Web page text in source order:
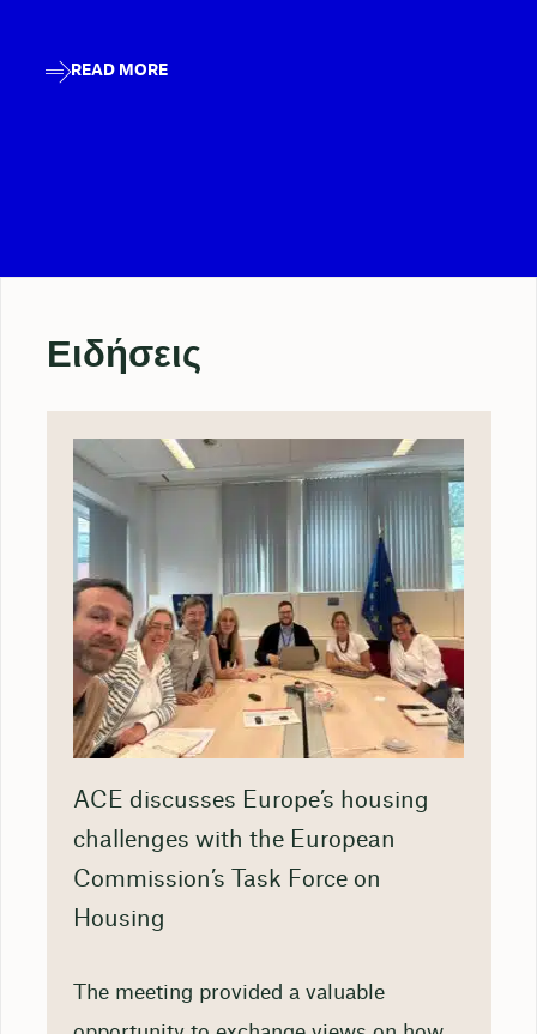
READ MORE
Ειδήσεις
ACE discusses Europe’s housing
challenges with the European
Commission’s Task Force on
Housing
The meeting provided a valuable